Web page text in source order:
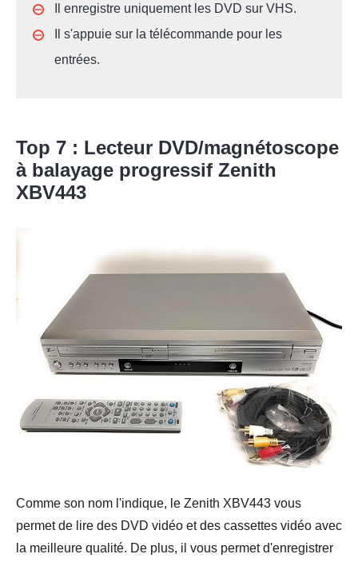
Il enregistre uniquement les DVD sur VHS.
Il s'appuie sur la télécommande pour les
entrées.
Top 7 : Lecteur DVD/magnétoscope
à balayage progressif Zenith
XBV443
Comme son nom l'indique, le Zenith XBV443 vous
permet de lire des DVD vidéo et des cassettes vidéo avec
la meilleure qualité. De plus, il vous permet d'enregistrer